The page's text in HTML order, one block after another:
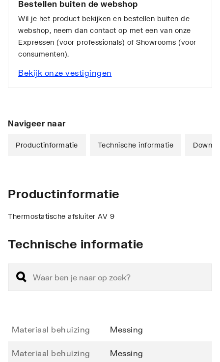
Bestellen buiten de webshop
Wil je het product bekijken en bestellen buiten de
webshop, neem dan contact op met een van onze
Expressen (voor professionals) of Showrooms (voor
consumenten).
Bekijk onze vestigingen
Navigeer naar
Productinformatie Technische informatie
Productinformatie
Thermostatische afsluiter AV 9
Technische informatie
Materiaal behuizing Messing
Materiaal behuizing Messing